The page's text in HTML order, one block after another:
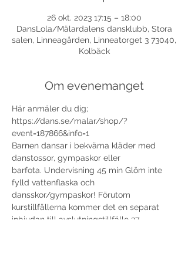
26 okt. 2023 17:15 – 18:00
DansLola/Mälardalens dansklubb, Stora
salen, Linneagården, Linneatorget 3 73040,
Kolbäck
Om evenemanget
Här anmäler du dig;
https://dans.se/malar/shop/?
event=187866&info=1
Barnen dansar i bekväma kläder med
danstossor, gympaskor eller
barfota. Undervisning 45 min Glöm inte
fylld vattenflaska och
dansskor/gympaskor! Förutom
kurstillfällerna kommer det en separat
inbjudan till avslutningstillfälle 27